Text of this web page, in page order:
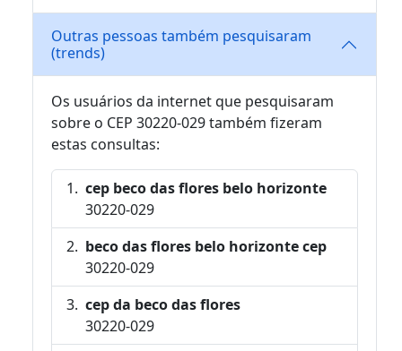
Outras pessoas também pesquisaram
(trends)
Os usuários da internet que pesquisaram
sobre o CEP 30220-029 também fizeram
estas consultas:
cep beco das flores belo horizonte
30220-029
beco das flores belo horizonte cep
30220-029
cep da beco das flores
30220-029